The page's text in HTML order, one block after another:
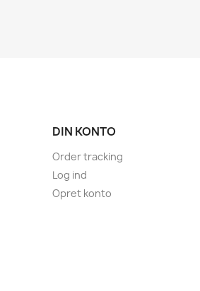
DIN KONTO
Order tracking
Log ind
Opret konto